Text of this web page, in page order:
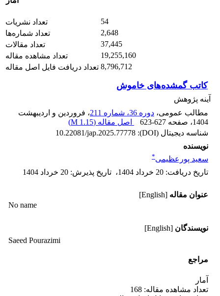
تعداد نشریات
54
تعداد شماره‌ها
2,648
تعداد مقالات
37,445
تعداد مشاهده مقاله
19,255,160
تعداد دریافت فایل اصل مقاله 8,796,712
کاتب گمشده‌های خاموش
آینه پژوهش
مطالب عمومی، دوره 36، شماره 211
، فروردین و اردیبهشت
1404، صفحه 623-627 اصل مقاله (1.15 M
)
شناسه دیجیتال (DOI):
10.22081/jap.2025.77778
نویسنده
سعید پورعظیمی*
تاریخ دریافت: 20 خرداد 1404 ، تاریخ پذیرش: 20 خرداد 1404
عنوان مقاله [English]
No name
نویسندگان [English]
Saeed Pourazimi
مراجع
آمار
تعداد مشاهده مقاله: 168